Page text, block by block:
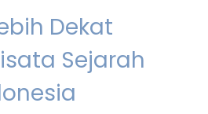
Dekat
Sejarah